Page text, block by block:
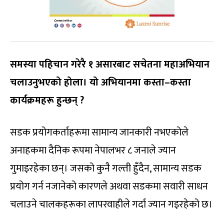
समस्या पहिचान गरेरै १ असारबाट सचेतना महाअभियान
चलाउनुभएको होला। यो अभियानमा कस्ता–कस्ता
कार्यक्रमहरू हुन्छन् ?
सडक प्रयोगकर्ताहरूमा सामान्य जानकारी नभएकोले
अनाहकमा दैनिक रूपमा नेपालभर ८ जनाले ज्यान
गुमाइरहेका छन्। जसको कुनै गल्ती हुँदैन, सामान्य सडक
प्रयोग गर्न नजानेको कारणले अथवा सडकमा सवारी साधन
चलाउने चालकहरूका लापरवाहीले गर्दा ज्यान गइरहेको छ।